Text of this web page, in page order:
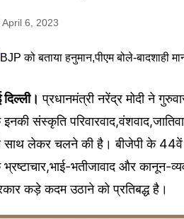
लखनऊ
April 6, 2023
दिल्ली। प्रधानमंत्री नरेंद्र मोदी ने
इनकी संस्कृति
साथ लेकर चलने की है। बीजेपी के 44वें
भ्रष्टाचार,भाई-भतीजावाद और कानून-
कड़े कदम उठाने को प्रतिबद्ध है।